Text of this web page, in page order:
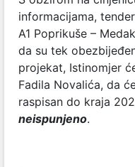
informacijama,
A1 Poprikuše –
da su tek
projekat, Istinomjer
Fadila Novalića, da
raspisan do kraja
neispunjeno.